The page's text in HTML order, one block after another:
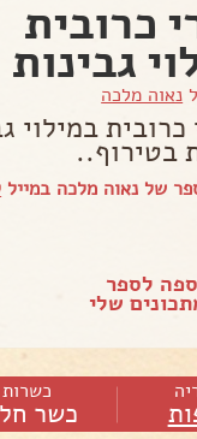
כרובית
גבינות
נאוה מלכה
כרובית במילוי
בטירוף..
של נאוה מלכה במייל
לספר
שלי
כשרות
כשר